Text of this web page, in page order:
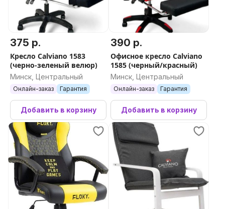
375 р.
Кресло Calviano 1583
(черно-зеленый велюр)
Минск, Центральный
Онлайн-заказ Гарантия
Добавить в корзину
390 р.
Офисное кресло Calviano
1585 (черный/красный)
Минск, Центральный
Онлайн-заказ Гарантия
Добавить в корзину